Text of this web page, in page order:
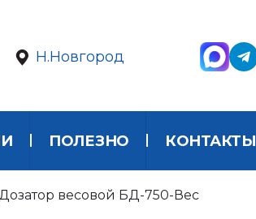
Н.Новгород
ПОЛЕЗНО КОНТАКТЫ
весовой БД-750-Вес